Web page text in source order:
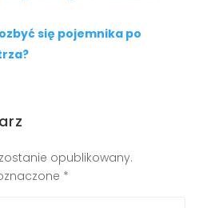
się pojemnika po
opublikowany.
*